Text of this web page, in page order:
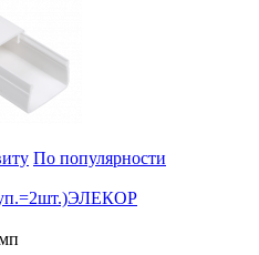
По популярности